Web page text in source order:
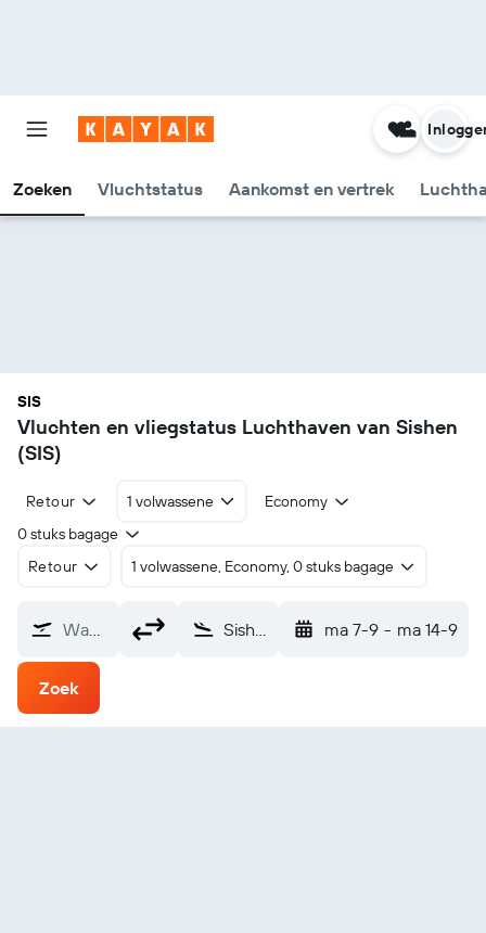
Zoeken Vluchtstatus Aankomst en vertrek
SIS
Vluchten en vliegstatus Luchthaven van Sishen
(SIS)
Retour 1 volwassene
Economy
0 stuks bagage
Retour
1 volwassene, Economy, 0 stuks bagage
Waarvandaan? Sishen (SIS) ma 7-9 - ma 14-9
Zoek